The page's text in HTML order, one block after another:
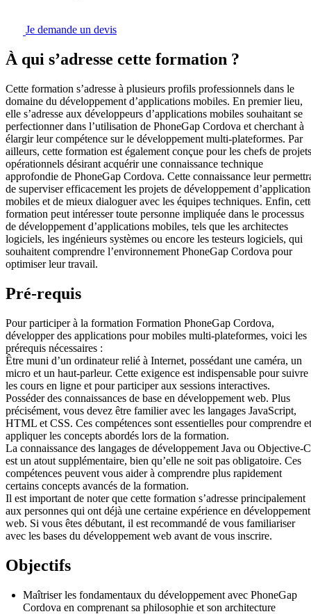
Je demande un devis
À qui s’adresse cette formation ?
Cette formation s’adresse à plusieurs profils professionnels dans le
domaine du développement d’applications mobiles. En premier lieu,
elle s’adresse aux développeurs d’applications mobiles souhaitant se
perfectionner dans l’utilisation de PhoneGap Cordova et cherchant à
élargir leur compétence sur le développement multi-plateformes. Par
ailleurs, cette formation est également conçue pour les chefs de projets
opérationnels désirant acquérir une connaissance technique
approfondie de PhoneGap Cordova. Cette connaissance leur
de superviser efficacement les projets de développement
mobiles et de mieux dialoguer avec les équipes techniques. Enfin,
formation peut intéresser toute personne impliquée dans le processus
de développement d’applications mobiles, tels que les architectes
logiciels, les ingénieurs systèmes ou encore les testeurs logiciels, qui
souhaitent comprendre l’environnement PhoneGap Cordova pour
optimiser leur travail.
Pré-requis
Pour participer à la formation Formation PhoneGap Cordova,
développer des applications pour mobiles multi-plateformes, voici les
prérequis nécessaires :
Être muni d’un ordinateur relié à Internet, possédant une caméra, un
micro et un haut-parleur. Cette exigence est indispensable pour suivre
les cours en ligne et pour participer aux sessions interactives.
Posséder des connaissances de base en développement web. Plus
précisément, vous devez être familier avec les langages JavaScript,
HTML et CSS. Ces compétences sont essentielles pour comprendre et
appliquer les concepts abordés lors de la formation.
La connaissance des langages de développement Java ou Objective-C
est un atout supplémentaire, bien qu’elle ne soit pas obligatoire. Ces
compétences peuvent vous aider à comprendre plus rapidement
certains concepts avancés de la formation.
Il est important de noter que cette formation s’adresse principalement
aux personnes qui ont déjà une certaine expérience en développement
web. Si vous êtes débutant, il est recommandé de vous familiariser
avec les bases du développement web avant de vous inscrire.
Objectifs
Maîtriser les fondamentaux du développement avec PhoneGap
Cordova en comprenant sa philosophie et son architecture